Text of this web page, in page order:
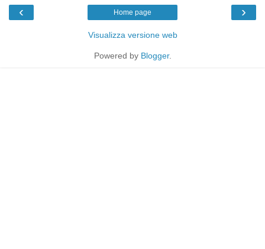
‹ ›
Home page
Visualizza versione web
Powered by Blogger.